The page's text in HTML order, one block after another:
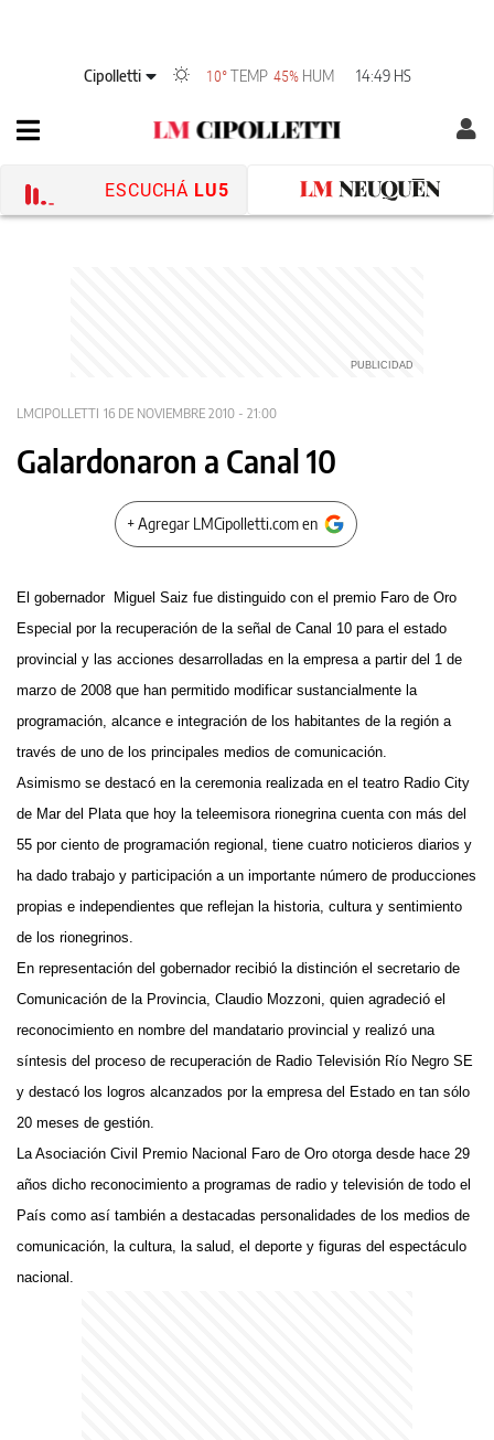
Cipolletti 10° TEMP 45% HUM 14:49 HS
ESCUCHÁ LU5
LMCIPOLLETTI 16 DE NOVIEMBRE 2010 - 21:00
Galardonaron a Canal 10
+ Agregar LMCipolletti.com en
El gobernador Miguel Saiz fue distinguido con el premio Faro de Oro
Especial por la recuperación de la señal de Canal 10 para el estado
provincial y las acciones desarrolladas en la empresa a partir del 1 de
marzo de 2008 que han permitido modificar sustancialmente la
programación, alcance e integración de los habitantes de la región a
través de uno de los principales medios de comunicación.
Asimismo se destacó en la ceremonia realizada en el teatro Radio City
de Mar del Plata que hoy la teleemisora rionegrina cuenta con más del
55 por ciento de programación regional, tiene cuatro noticieros diarios y
ha dado trabajo y participación a un importante número de producciones
propias e independientes que reflejan la historia, cultura y sentimiento
de los rionegrinos.
En representación del gobernador recibió la distinción el secretario de
Comunicación de la Provincia, Claudio Mozzoni, quien agradeció el
reconocimiento en nombre del mandatario provincial y realizó una
síntesis del proceso de recuperación de Radio Televisión Río Negro SE
y destacó los logros alcanzados por la empresa del Estado en tan sólo
20 meses de gestión.
La Asociación Civil Premio Nacional Faro de Oro otorga desde hace 29
años dicho reconocimiento a programas de radio y televisión de todo el
País como así también a destacadas personalidades de los medios de
comunicación, la cultura, la salud, el deporte y figuras del espectáculo
nacional.